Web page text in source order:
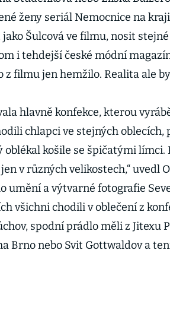
ženy seriál Nemocnice na
Šulcová ve filmu, nosit
i tehdejší české módní
z filmu jen hemžilo. Realita ale
hlavně konfekce, kterou
chlapci ve stejných oblecích,
oblékal košile se špičatými límci.
v různých velikostech,“ uvedl
umění a výtvarné fotografie
všichni chodili v oblečení z
spodní prádlo měli z Jitexu
Brno nebo Svit Gottwaldov a